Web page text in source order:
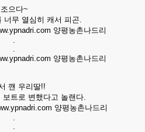
조으다~
너무 열심히 캐서 피곤.
.
.
깬 우리딸!!
보트로 변했다고 놀랜다.
.
.